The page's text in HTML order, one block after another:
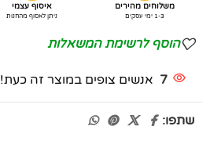
משלוחים מהירים
1-3 ימי עסקים
איסוף עצמי
ניתן לאסוף מהחנות
הוסף לרשימת המשאלות
7 אנשים צופים במוצר זה כעת!
שתפו: